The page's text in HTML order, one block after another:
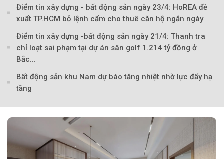
Điểm tin xây dựng - bất động sản ngày 23/4: HoREA đề
xuất TP.HCM bỏ lệnh cấm cho thuê căn hộ ngắn ngày
Điểm tin xây dựng -bất động sản ngày 21/4: Thanh tra
chỉ loạt sai phạm tại dự án sân golf 1.214 tỷ đồng ở
Bắc...
Bất động sản khu Nam dự báo tăng nhiệt nhờ lực đẩy hạ
tầng